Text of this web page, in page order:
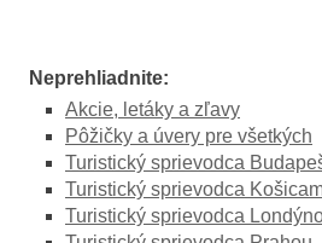
Neprehliadnite:
Akcie, letáky a zľavy
Pôžičky a úvery pre všetkých
Turistický sprievodca
Turistický sprievodca
Turistický sprievodca